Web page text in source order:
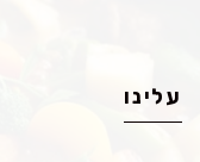
עלינו